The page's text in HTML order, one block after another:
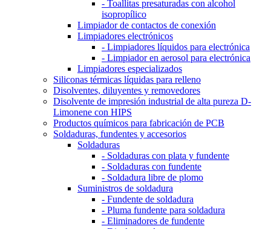
- Toallitas presaturadas con alcohol
isopropílico
Limpiador de contactos de conexión
Limpiadores electrónicos
- Limpiadores líquidos para electrónica
- Limpiador en aerosol para electrónica
Limpiadores especializados
Siliconas térmicas líquidas para relleno
Disolventes, diluyentes y removedores
Disolvente de impresión industrial de alta pureza D-
Limonene con HIPS
Productos químicos para fabricación de PCB
Soldaduras, fundentes y accesorios
Soldaduras
- Soldaduras con plata y fundente
- Soldaduras con fundente
- Soldadura libre de plomo
Suministros de soldadura
- Fundente de soldadura
- Pluma fundente para soldadura
- Eliminadores de fundente